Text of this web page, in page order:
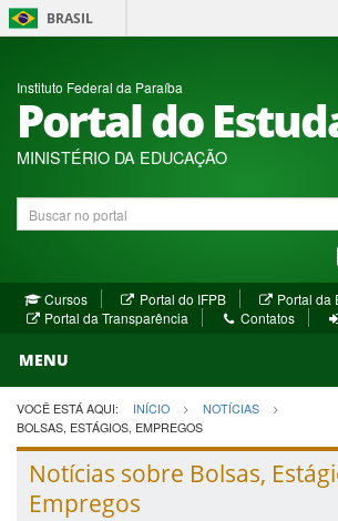
BRASIL
Instituto Federal da Paraíba
Portal do
MINISTÉRIO DA EDUCAÇÃO
Buscar
no
Cursos Portal do IFPB(abre
em
Portal da
Portal da Transparência Contatos
MENU
VOCÊ ESTÁ AQUI: INÍCIO
NOTÍCIAS
BOLSAS, ESTÁGIOS, EMPREGOS
Notícias sobre Bolsas,
Empregos